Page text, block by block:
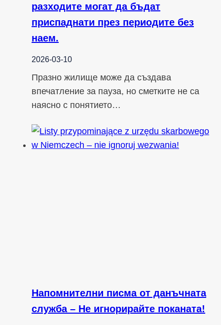
разходите могат да бъдат
приспаднати през периодите без
наем.
2026-03-10
Празно жилище може да създава
впечатление за пауза, но сметките не са
наясно с понятието…
Напомнителни писма от данъчната
служба – Не игнорирайте поканата!